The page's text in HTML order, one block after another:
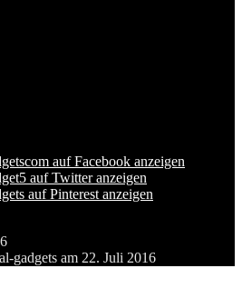
auf Facebook anzeigen
auf Twitter anzeigen
auf Pinterest anzeigen
gadgets am 22. Juli 2016